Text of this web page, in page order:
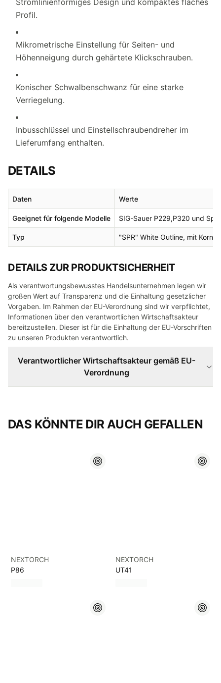
Profil.
Mikrometrische Einstellung für Seiten- und
Höhenneigung durch gehärtete Klickschrauben.
Konischer Schwalbenschwanz für eine starke
Verriegelung.
Inbusschlüssel und Einstellschraubendreher im
Lieferumfang enthalten.
DETAILS
Daten Werte
Geeignet für folgende Modelle SIG-Sauer P229,P320 und
Typ "SPR" White Outline, mit Korn
DETAILS ZUR PRODUKTSICHERHEIT
Als verantwortungsbewusstes Handelsunternehmen legen wir
großen Wert auf Transparenz und die Einhaltung gesetzlicher
Vorgaben. Im Rahmen der EU-Verordnung sind wir verpflichtet,
Informationen über den verantwortlichen Wirtschaftsakteur
bereitzustellen. Dieser ist für die Einhaltung der EU-Vorschriften
zu unseren Produkten verantwortlich.
Verantwortlicher Wirtschaftsakteur gemäß EU-
Verordnung
DAS KÖNNTE DIR AUCH GEFALLEN
NEXTORCH
P86
NEXTORCH
UT41